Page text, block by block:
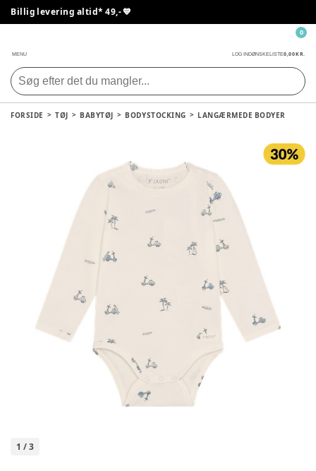
Billig levering altid* 49,- 💙
MENU LOG INDØNSKELISTE0,00 KR.
0
FORSIDE TØJ BABYTØJ BODYSTOCKING LANGÆRMEDE BODYER
1 /3